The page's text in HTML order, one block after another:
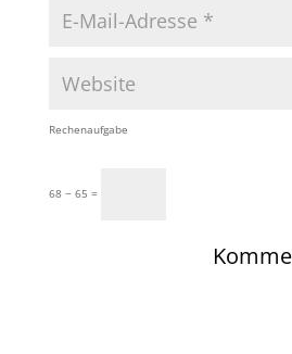
Rechenaufgabe
68 − 65 =